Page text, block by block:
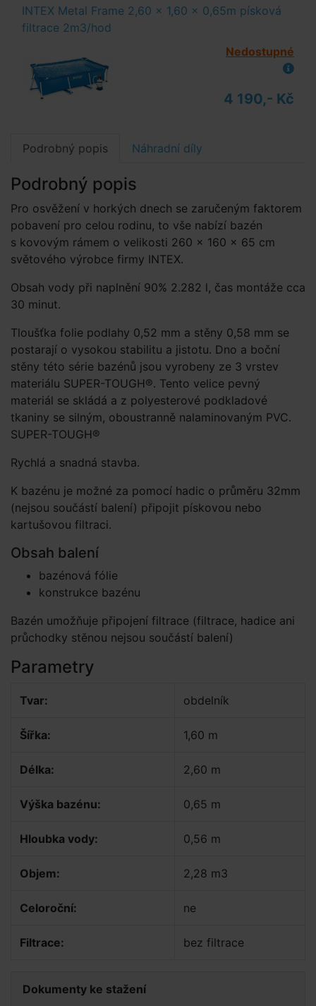
INTEX Metal Frame 2,60 x 1,60 x 0,65m písková
filtrace 2m3/hod
Nedostupné
4 190,- Kč
Podrobný popis Náhradní díly
Podrobný popis
Pro osvěžení v horkých dnech se zaručeným faktorem
pobavení pro celou rodinu, to vše nabízí bazén
s kovovým rámem o velikosti 260 × 160 × 65 cm
světového výrobce firmy INTEX.
Obsah vody při naplnění 90% 2.282 l, čas montáže cca
30 minut.
Tloušťka folie podlahy 0,52 mm a stěny 0,58 mm se
postarají o vysokou stabilitu a jistotu. Dno a boční
stěny této série bazénů jsou vyrobeny ze 3 vrstev
materiálu SUPER-TOUGH®. Tento velice pevný
materiál se skládá a z polyesterové podkladové
tkaniny se silným, oboustranně nalaminovaným PVC.
SUPER-TOUGH®
Rychlá a snadná stavba.
K bazénu je možné za pomocí hadic o průměru 32mm
(nejsou součástí balení) připojit pískovou nebo
kartušovou filtraci.
Obsah balení
bazénová fólie
konstrukce bazénu
Bazén umožňuje připojení filtrace (filtrace, hadice ani
průchodky stěnou nejsou součástí balení)
Parametry
Tvar: obdelník
Šířka: 1,60 m
Délka: 2,60 m
Výška bazénu: 0,65 m
Hloubka vody: 0,56 m
Objem: 2,28 m3
Celoroční: ne
Filtrace: bez filtrace
Dokumenty ke stažení